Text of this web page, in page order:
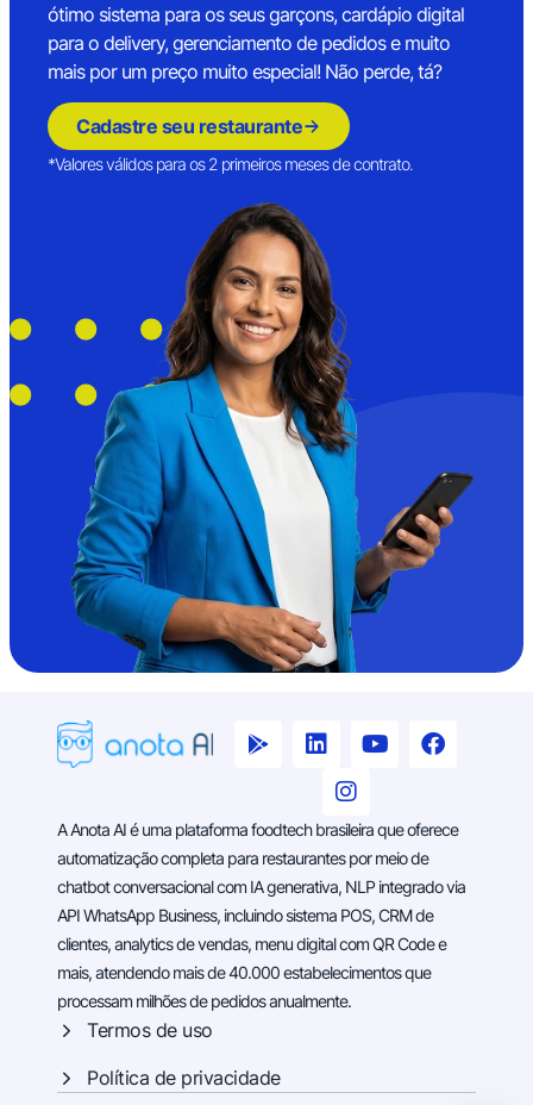
ótimo sistema para os seus garçons, cardápio digital
para o delivery, gerenciamento de pedidos e muito
mais por um preço muito especial! Não perde, tá?
Cadastre seu restaurante
*Valores válidos para os 2 primeiros meses de contrato.
A Anota AI é uma plataforma foodtech brasileira que oferece
automatização completa para restaurantes por meio de
chatbot conversacional com IA generativa, NLP integrado via
API WhatsApp Business, incluindo sistema POS, CRM de
clientes, analytics de vendas, menu digital com QR Code e
mais, atendendo mais de 40.000 estabelecimentos que
processam milhões de pedidos anualmente.
Termos de uso
Política de privacidade